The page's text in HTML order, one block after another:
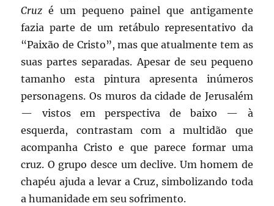
Cruz é um pequeno painel que antigamente
fazia parte de um retábulo representativo da
“Paixão de Cristo”, mas que atualmente tem as
suas partes separadas. Apesar de seu pequeno
tamanho esta pintura apresenta inúmeros
personagens. Os muros da cidade de Jerusalém
— vistos em perspectiva de baixo — à
esquerda, contrastam com a multidão que
acompanha Cristo e que parece formar uma
cruz. O grupo desce um declive. Um homem de
chapéu ajuda a levar a Cruz, simbolizando toda
a humanidade em seu sofrimento.